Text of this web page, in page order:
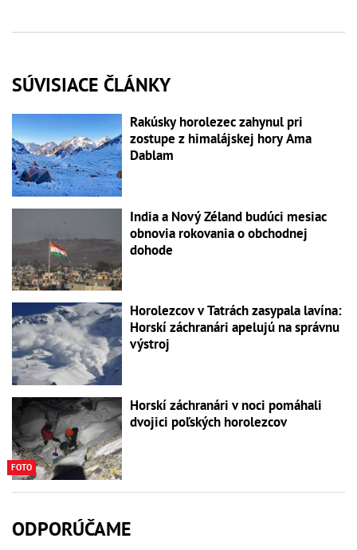
SÚVISIACE ČLÁNKY
Rakúsky horolezec zahynul pri
zostupe z himalájskej hory Ama
Dablam
India a Nový Zéland budúci mesiac
obnovia rokovania o obchodnej
dohode
Horolezcov v Tatrách zasypala lavína:
Horskí záchranári apelujú na správnu
výstroj
FOTO
Horskí záchranári v noci pomáhali
dvojici poľských horolezcov
ODPORÚČAME